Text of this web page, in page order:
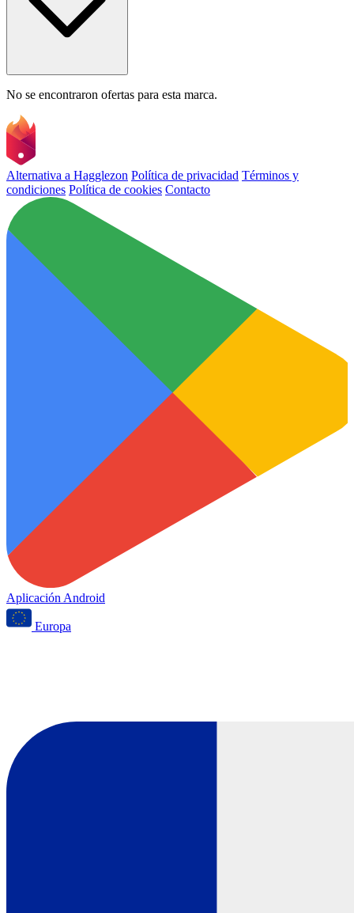
No se encontraron ofertas para esta marca.
Alternativa a Hagglezon Política de privacidad Términos y
condiciones Política de cookies Contacto
Aplicación Android
Europa